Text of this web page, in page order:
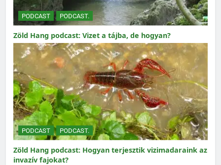
PODCAST PODCAST.
Zöld Hang podcast: Vizet a tájba, de hogyan?
PODCAST PODCAST.
Zöld Hang podcast: Hogyan terjesztik vizimadaraink az
invazív fajokat?